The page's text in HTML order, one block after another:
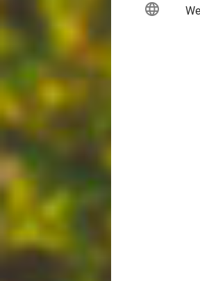
language